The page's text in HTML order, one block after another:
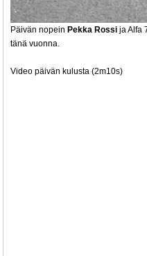
Päivän nopein Pekka Rossi ja Alfa
tänä vuonna.
Video päivän kulusta (2m10s)